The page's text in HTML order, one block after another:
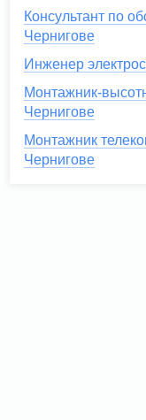
Консультант по
Чернигове
Инженер
Монтажник-
Чернигове
Монтажник
Чернигове